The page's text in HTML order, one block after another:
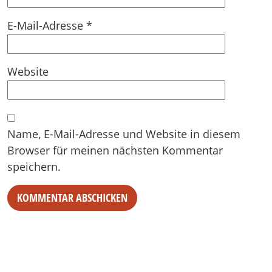
E-Mail-Adresse *
Website
Name, E-Mail-Adresse und Website in diesem
Browser für meinen nächsten Kommentar
speichern.